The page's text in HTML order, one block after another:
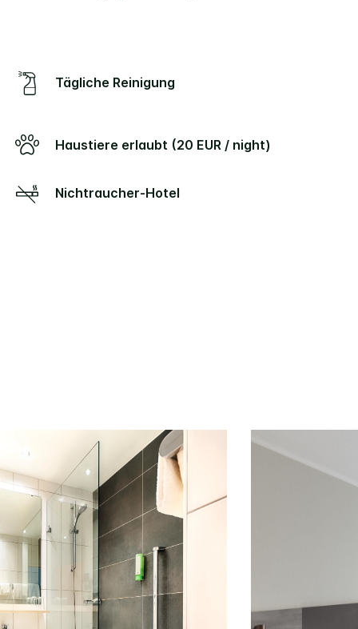
Tägliche Reinigung
Haustiere erlaubt (20 EUR / night)
Nichtraucher-Hotel